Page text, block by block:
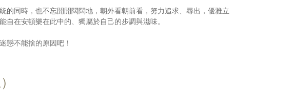
的同時，也不忘開開闊闊地，朝外看朝前看，努力追求、尋出，優雅立
自在安頓樂在此中的、獨屬於自己的步調與滋味。
戀不能捨的原因吧！